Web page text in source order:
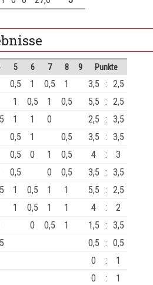
5 6 7 8 9 Punkte
0,5 1 0,5 1 3,5 : 2,5
1 0,5 1 0,5 5,5 : 2,5
1 1 0 2,5 : 3,5
0,5 1 0,5 3,5 : 3,5
0,5 0 1 0,5 4 :
3
0,5 0 0,5 3,5 : 3,5
1 0,5 1 1 5,5 : 2,5
1 0,5 1 1 4 :
2
0 0,5 1 1,5 : 3,5
0,5 : 0,5
0 :
1
0 : 1